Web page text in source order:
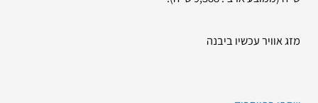
מזג אוויר עכשיו ביבנה